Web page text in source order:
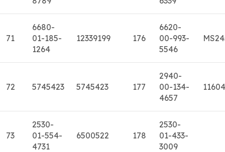
71
6680-
01-185-
1264
12339199 176
6620-
00-993-
5546
72 5745423 5745423 177
2940-
00-134-
4657
73
2530-
01-554-
4731
6500522 178
2530-
01-433-
3009